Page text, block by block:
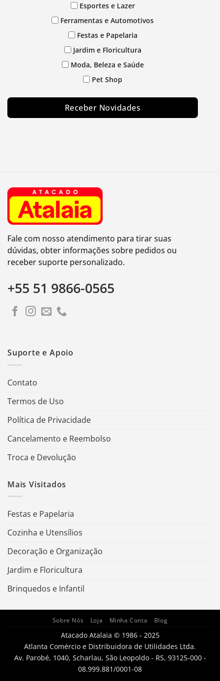
Esportes e Lazer
Ferramentas e Automotivos
Festas e Papelaria
Jardim e Floricultura
Moda, Beleza e Saúde
Pet Shop
Receber Novidades
Fale com nosso atendimento para tirar suas
dúvidas, obter informações sobre pedidos ou
receber suporte personalizado.
+55 51 9866-0565
Suporte e Apoio
Contato
Termos de Uso
Política de Privacidade
Cancelamento e Reembolso
Troca e Devolução
Mais Visitados
Festas e Papelaria
Cozinha e Utensílios
Decoração e Organização
Jardim e Floricultura
Brinquedos e Infantil
Sobre Nós Loja Minha Conta Blog
Atacado Atalaia © 1986 - 2025
Atlanta Comércio e Distribuidora de Utilidades Ltda.
Av. Parobé, 1040, Scharlau, São Leopoldo - RS, 93125-000 -
08.999.881/0001-08